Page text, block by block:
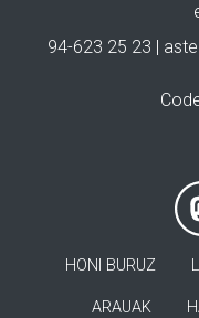
94-623 25 23 |
HONI BURUZ
ARAUAK